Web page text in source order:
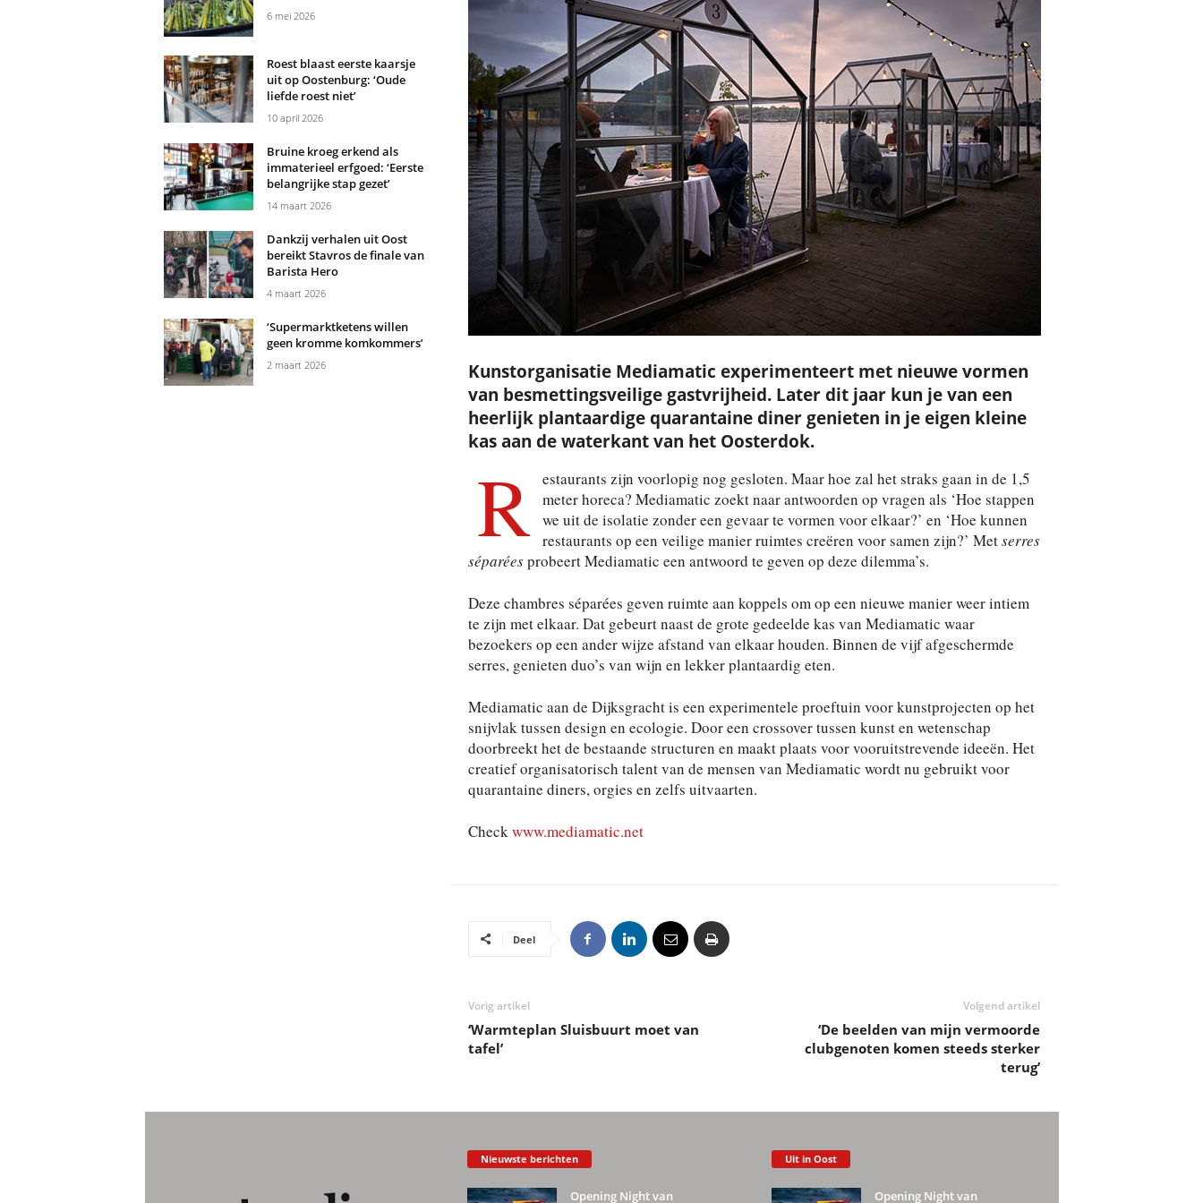
Kunstorganisatie Mediamatic experimenteert met nieuwe vormen
van besmettingsveilige gastvrijheid. Later dit jaar kun je van een
heerlijk plantaardige quarantaine diner genieten in je eigen kleine
kas aan de waterkant van het Oosterdok.
R estaurants zijn voorlopig nog gesloten. Maar hoe zal het straks gaan in de 1,5
meter horeca? Mediamatic zoekt naar antwoorden op vragen als ‘Hoe stappen
we uit de isolatie zonder een gevaar te vormen voor elkaar?’ en ‘Hoe kunnen
restaurants op een veilige manier ruimtes creëren voor samen zijn?’ Metserres
séparéesprobeert Mediamatic een antwoord te geven op deze dilemma’s.
Deze chambres séparées geven ruimte aan koppels om op een nieuwe manier weer intiem
te zijn met elkaar. Dat gebeurt naast de grote gedeelde kas van Mediamatic waar
bezoekers op een ander wijze afstand van elkaar houden. Binnen de vijf afgeschermde
serres, genieten duo’s van wijn en lekker plantaardig eten.
Mediamatic aan de Dijksgracht is een experimentele proeftuin voor kunstprojecten op het
snijvlak tussen design en ecologie. Door een crossover tussen kunst en wetenschap
doorbreekt het de bestaande structuren en maakt plaats voor vooruitstrevende ideeën. Het
creatief organisatorisch talent van de mensen van Mediamatic wordt nu gebruikt voor
quarantaine diners, orgies en zelfs uitvaarten.
Checkwww.mediamatic.net
Deel
Vorig artikel
‘Warmteplan Sluisbuurt moet van
tafel’
Volgend artikel
‘De beelden van mijn vermoorde
clubgenoten komen steeds sterker
terug’
6 mei 2026
Roest blaast eerste kaarsje
uit op Oostenburg: ‘Oude
liefde roest niet’
10 april 2026
Bruine kroeg erkend als
immaterieel erfgoed: ‘Eerste
belangrijke stap gezet’
14 maart 2026
Dankzij verhalen uit Oost
bereikt Stavros de finale van
Barista Hero
4 maart 2026
‘Supermarktketens willen
geen kromme komkommers’
2 maart 2026
Nieuwste berichten
Opening Night van
Uit in Oost
Opening Night van